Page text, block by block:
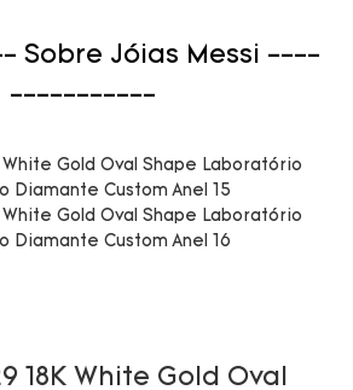
Jóias Messi ----
-----------